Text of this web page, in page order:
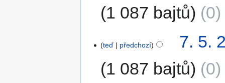
1 087 bajtů
0
teď předchozí
7. 5.
1 087 bajtů
0